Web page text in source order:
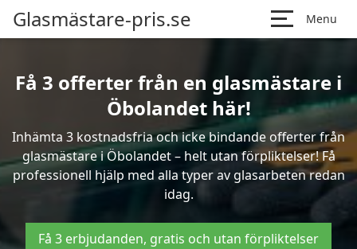
Glasmästare-pris.se Menu
Få 3 offerter från en glasmästare i
Öbolandet här!
Inhämta 3 kostnadsfria och icke bindande offerter från
glasmästare i Öbolandet – helt utan förpliktelser! Få
professionell hjälp med alla typer av glasarbeten redan
idag.
Få 3 erbjudanden, gratis och utan förpliktelser